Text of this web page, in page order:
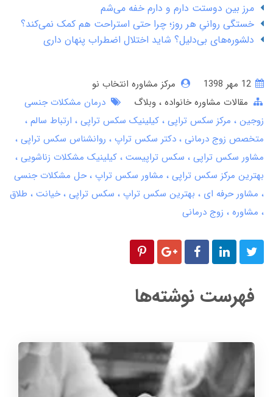
مرز بین دوستت دارم و دارم خفه می‌شم
خستگی روانیِ هر روز؛ چرا حتی استراحت هم کمک نمی‌کند؟
دلشوره‌های بی‌دلیل؟ شاید اختلال اضطراب پنهان داری
مرکز مشاوره انتخاب نو
مقالات مشاوره خانواده وبلاگ
درمان مشکلات جنسی
زوجین
مرکز سکس تراپی کیلینیک سکس تراپی
ارتباط سالم
متخصص زوج درمانی دکتر سکس تراپ
روانشناس سکس تراپی
مشاور سکس تراپی
سکس تراپیست کیلینیک مشکلات زناشویی
بهترین مرکز سکس تراپی
مشاور سکس تراپ حل مشکلات جنسی
مشاور حرفه ای
بهترین سکس تراپ سکس تراپی خیانت
طلاق
مشاوره
زوج درمانی
فهرست نوشته‌ها